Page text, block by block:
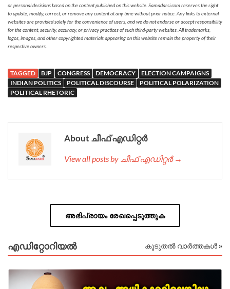
or personal decisions based on the content published on this website. Samadarsi.com reserves the right
to update, modify, correct, or remove any content at any time without prior notice. Any links to external
websites are provided solely for the convenience of users, and we do not endorse or accept responsibility
for the content, security, accuracy, or privacy practices of such third-party websites. All trademarks,
logos, images, and other copyrighted materials appearing on this website remain the property of their
respective owners.
TAGGED BJP CONGRESS DEMOCRACY
ELECTION CAMPAIGNS
INDIAN POLITICS
POLITICAL DISCOURSE
POLITICAL POLARIZATION
POLITICAL RHETORIC
About ചീഫ് എഡിറ്റര്‍
View all posts by ചീഫ് എഡിറ്റര്‍ →
അഭിപ്രായം രേഖപ്പെടുത്തുക
എഡിറ്റോറിയല്‍ കൂടുതൽ വാർത്തകൾ »